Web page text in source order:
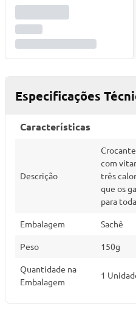
Especificações
Características
Descrição
com
três
que os
para
Embalagem Sachê
Peso 150g
Quantidade na
Embalagem
1